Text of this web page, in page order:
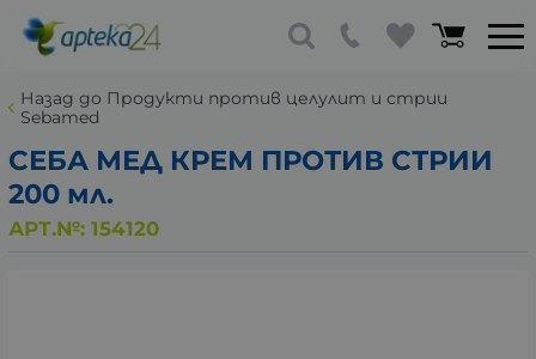
Назад до Продукти против целулит и стрии
Sebamed
СЕБА МЕД КРЕМ ПРОТИВ СТРИИ
200 мл.
АРТ.№: 154120